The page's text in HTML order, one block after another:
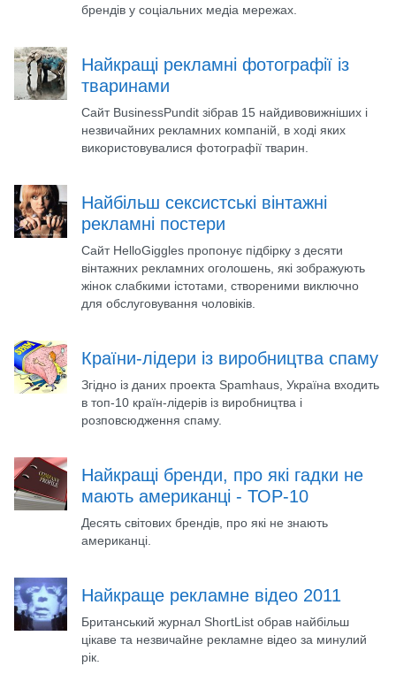
брендів у соціальних медіа мережах.
Найкращі рекламні фотографії із
тваринами
Сайт BusinessPundit зібрав 15 найдивовижніших і
незвичайних рекламних компаній, в ході яких
використовувалися фотографії тварин.
Найбільш сексистські вінтажні
рекламні постери
Сайт HelloGiggles пропонує підбірку з десяти
вінтажних рекламних оголошень, які зображують
жінок слабкими істотами, створеними виключно
для обслуговування чоловіків.
Країни-лідери із виробництва спаму
Згідно із даних проекта Spamhaus, Україна входить
в топ-10 країн-лідерів із виробництва і
розповсюдження спаму.
Найкращі бренди, про які гадки не
мають американці - ТОР-10
Десять світових брендів, про які не знають
американці.
Найкраще рекламне відео 2011
Британський журнал ShortList обрав найбільш
цікаве та незвичайне рекламне відео за минулий
рік.